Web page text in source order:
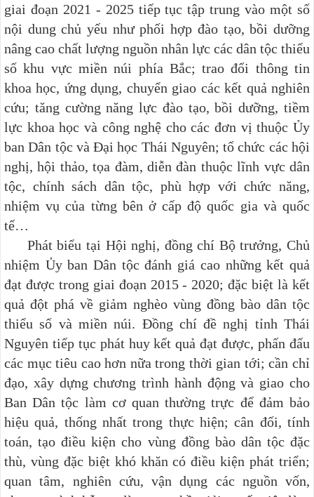
giai đoạn 2021 - 2025 tiếp tục tập trung vào một số
nội dung chủ yếu như phối hợp đào tạo, bồi dưỡng
nâng cao chất lượng nguồn nhân lực các dân tộc thiểu
số khu vực miền núi phía Bắc; trao đổi thông tin
khoa học, ứng dụng, chuyển giao các kết quả nghiên
cứu; tăng cường năng lực đào tạo, bồi dưỡng, tiềm
lực khoa học và công nghệ cho các đơn vị thuộc Ủy
ban Dân tộc và Đại học Thái Nguyên; tổ chức các hội
nghị, hội thảo, tọa đàm, diễn đàn thuộc lĩnh vực dân
tộc, chính sách dân tộc, phù hợp với chức năng,
nhiệm vụ của từng bên ở cấp độ quốc gia và quốc
tế…
Phát biểu tại Hội nghị, đồng chí Bộ trưởng, Chủ
nhiệm Ủy ban Dân tộc đánh giá cao những kết quả
đạt được trong giai đoạn 2015 - 2020; đặc biệt là kết
quả đột phá về giảm nghèo vùng đồng bào dân tộc
thiểu số và miền núi. Đồng chí đề nghị tỉnh Thái
Nguyên tiếp tục phát huy kết quả đạt được, phấn đấu
các mục tiêu cao hơn nữa trong thời gian tới; cần chỉ
đạo, xây dựng chương trình hành động và giao cho
Ban Dân tộc làm cơ quan thường trực để đảm bảo
hiệu quả, thống nhất trong thực hiện; cân đối, tính
toán, tạo điều kiện cho vùng đồng bào dân tộc đặc
thù, vùng đặc biệt khó khăn có điều kiện phát triển;
quan tâm, nghiên cứu, vận dụng các nguồn vốn,